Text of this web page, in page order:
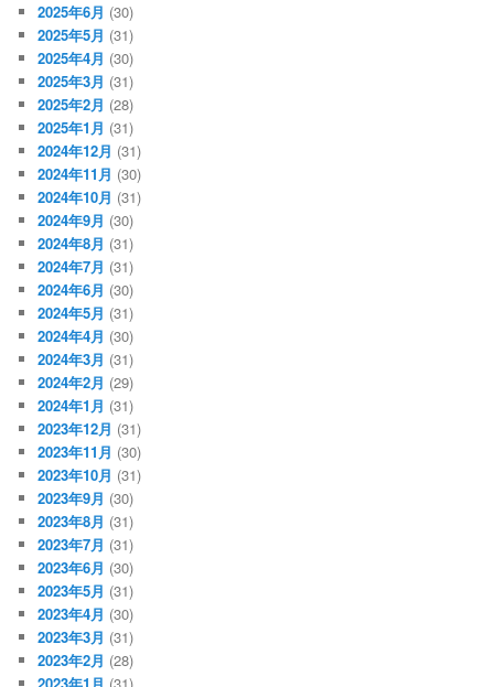
2025年6月 (30)
2025年5月 (31)
2025年4月 (30)
2025年3月 (31)
2025年2月 (28)
2025年1月 (31)
2024年12月 (31)
2024年11月 (30)
2024年10月 (31)
2024年9月 (30)
2024年8月 (31)
2024年7月 (31)
2024年6月 (30)
2024年5月 (31)
2024年4月 (30)
2024年3月 (31)
2024年2月 (29)
2024年1月 (31)
2023年12月 (31)
2023年11月 (30)
2023年10月 (31)
2023年9月 (30)
2023年8月 (31)
2023年7月 (31)
2023年6月 (30)
2023年5月 (31)
2023年4月 (30)
2023年3月 (31)
2023年2月 (28)